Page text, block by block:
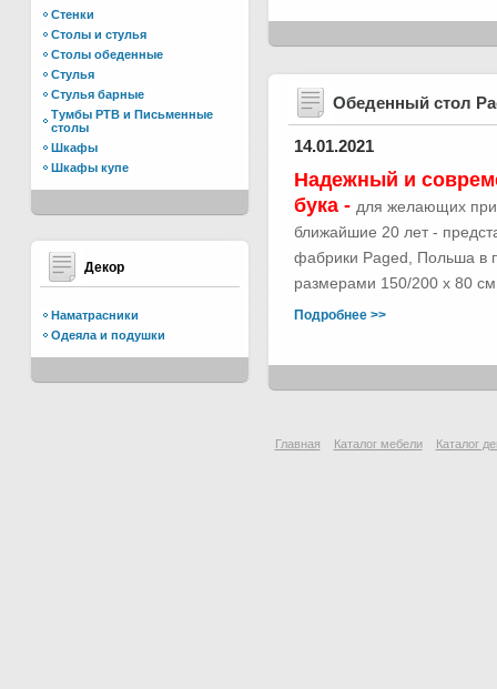
Стенки
Столы и стулья
Столы обеденные
Стулья
Стулья барные
Тумбы РТВ и Письменные
столы
Шкафы
Шкафы купе
Декор
Наматрасники
Одеяла и подушки
Обеденный стол
14.01.2021
Надежный и
бука - для желающих
ближайшие 20 лет -
фабрики Paged, Польша в
размерами 150/200 х 80
Подробнее >>
Главная Каталог мебели Каталог